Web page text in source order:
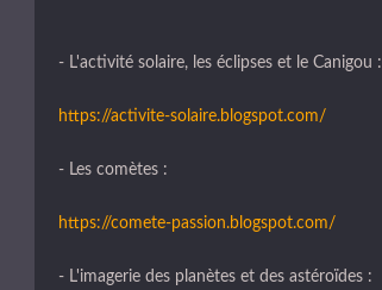
- L'activité solaire, les éclipses et le Canigou :
https://activite-solaire.blogspot.com/
- Les comètes :
https://comete-passion.blogspot.com/
- L'imagerie des planètes et des astéroïdes :